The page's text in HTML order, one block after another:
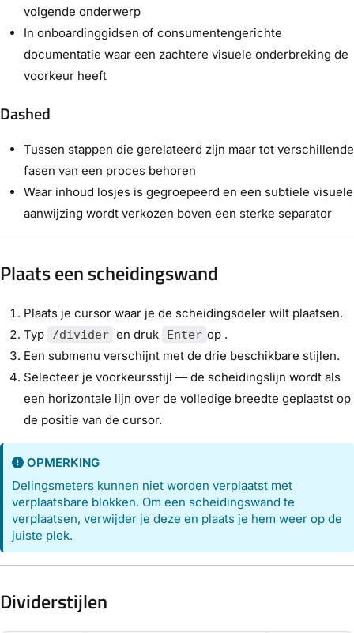
volgende onderwerp
In onboardinggidsen of consumentengerichte
documentatie waar een zachtere visuele onderbreking de
voorkeur heeft
Dashed
Tussen stappen die gerelateerd zijn maar tot verschillende
fasen van een proces behoren
Waar inhoud losjes is gegroepeerd en een subtiele visuele
aanwijzing wordt verkozen boven een sterke separator
Plaats een scheidingswand
Plaats je cursor waar je de scheidingsdeler wilt plaatsen.
Typ
/divider en druk Enter op .
Een submenu verschijnt met de drie beschikbare stijlen.
Selecteer je voorkeursstijl — de scheidingslijn wordt als
een horizontale lijn over de volledige breedte geplaatst op
de positie van de cursor.
OPMERKING
Delingsmeters kunnen niet worden verplaatst met
verplaatsbare blokken. Om een scheidingswand te
verplaatsen, verwijder je deze en plaats je hem weer op de
juiste plek.
Dividerstijlen